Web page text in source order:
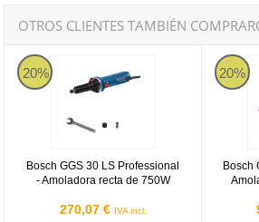
OTROS CLIENTES TAMBIÉN
20%
Bosch GGS 30 LS Professional
- Amoladora recta de 750W
270,07 € IVA incl.
Bosch GGS 30 LS Professional -
20%
Bosch
Bosch